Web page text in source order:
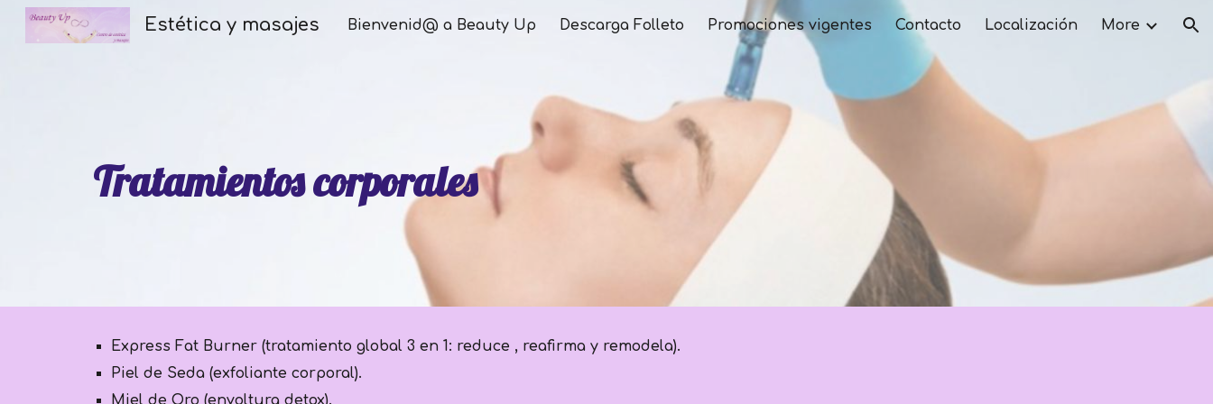
Skip to main content Skip to navigation
Estética y masajes Bienvenid@ a Beauty Up Descarga Folleto Promociones vigentes Contacto Localización More
Tratamientos corporales
Express Fat Burner (tratamiento global 3 en 1: reduce , reafirma y remodela).
Piel de Seda (exfoliante corporal).
Miel de Oro (envoltura detox).